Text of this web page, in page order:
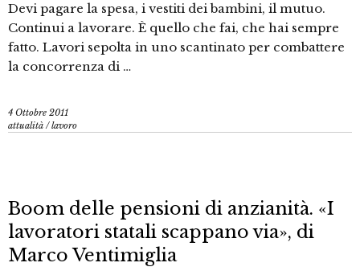
Devi pagare la spesa, i vestiti dei bambini, il mutuo.
Continui a lavorare. È quello che fai, che hai sempre
fatto. Lavori sepolta in uno scantinato per combattere
la concorrenza di …
4 Ottobre 2011
attualità /lavoro
Boom delle pensioni di anzianità. «I
lavoratori statali scappano via», di
Marco Ventimiglia